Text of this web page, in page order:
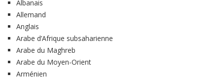
Albanais
Allemand
Anglais
Arabe d’Afrique subsaharienne
Arabe du Maghreb
Arabe du Moyen-Orient
Arménien